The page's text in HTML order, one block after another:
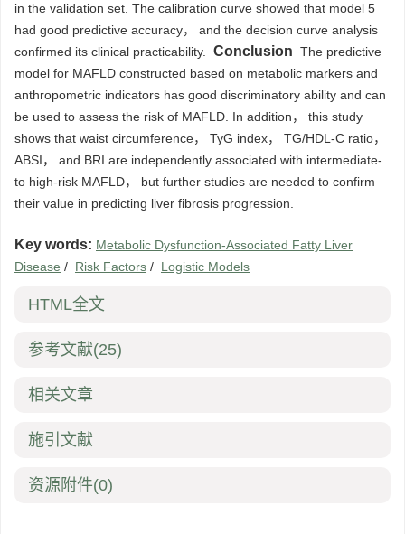
in the validation set. The calibration curve showed that model 5
had good predictive accuracy， and the decision curve analysis
confirmed its clinical practicability. Conclusion The predictive
model for MAFLD constructed based on metabolic markers and
anthropometric indicators has good discriminatory ability and can
be used to assess the risk of MAFLD. In addition， this study
shows that waist circumference， TyG index， TG/HDL-C ratio，
ABSI， and BRI are independently associated with intermediate-
to high-risk MAFLD， but further studies are needed to confirm
their value in predicting liver fibrosis progression.
Key words: Metabolic Dysfunction-Associated Fatty Liver
Disease / Risk Factors / Logistic Models
HTML全文
参考文献(25)
相关文章
施引文献
资源附件(0)